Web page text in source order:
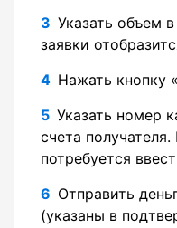
Указать объем
заявки
Нажать кнопку
Указать номер
счета
потребуется
Отправить
(указаны в